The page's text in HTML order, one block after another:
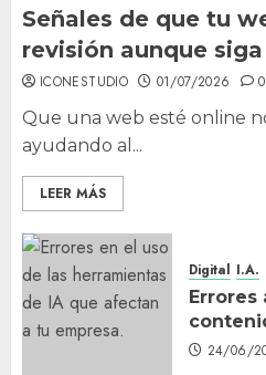
Errores
3
Por
Señales de que tu
revisión aunque
ICONESTUDIO 01/07/2026 0
Que una web esté online
ayudando al...
LEER MÁS
Digital I.A.
Errores
24/06/